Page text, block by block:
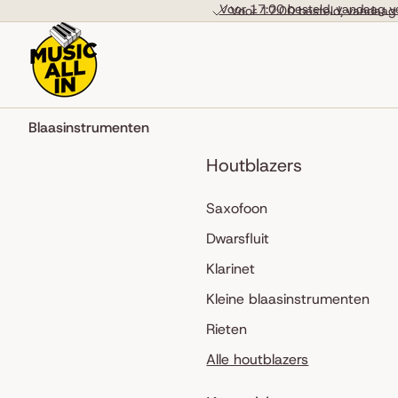
Voor 17:00 besteld,
Voor 17:00 besteld, vandaag
Blaasinstrumenten
Houtblazers
Saxofoon
Dwarsfluit
Klarinet
Kleine blaasinstrumenten
Rieten
Alle houtblazers